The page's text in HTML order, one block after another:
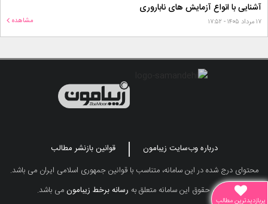
آشنایی با انواع آزمایش های ناباروری
۱۷ مرداد ۱۴۰۵ - ۱۷:۵۲ مشاهده
درباره وب‌سایت زیبامون
قوانین بازنشر مطالب
محتوای درج شده در این سامانه، متناسب با قوانین جمهوری اسلامی ایران می باشد.
تمامی حقوق این سامانه متعلق به رسانه برخط زیبامونمی باشد.
پربازدیدترین مطالب